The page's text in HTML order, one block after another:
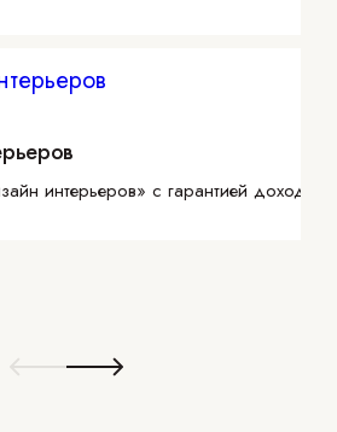
интерьеров» с гарантией дохода